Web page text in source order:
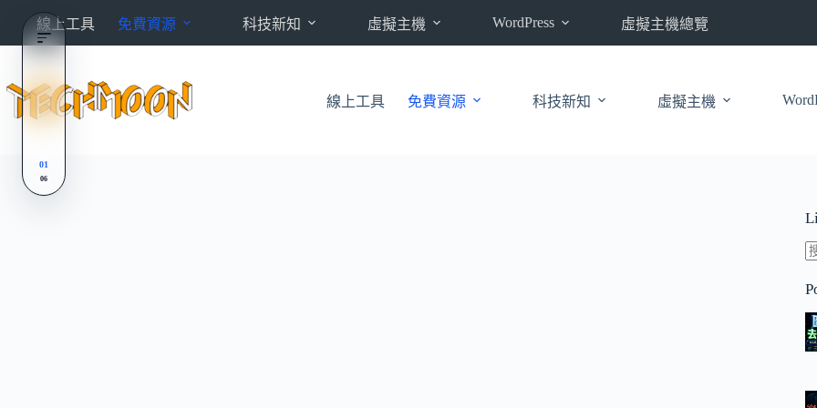
內
線上工具 免費資源 科技新知 虛擬主機 WordPress 虛擬主機總覽
線上工具 免費資源 科技新知 虛擬主機
01
06